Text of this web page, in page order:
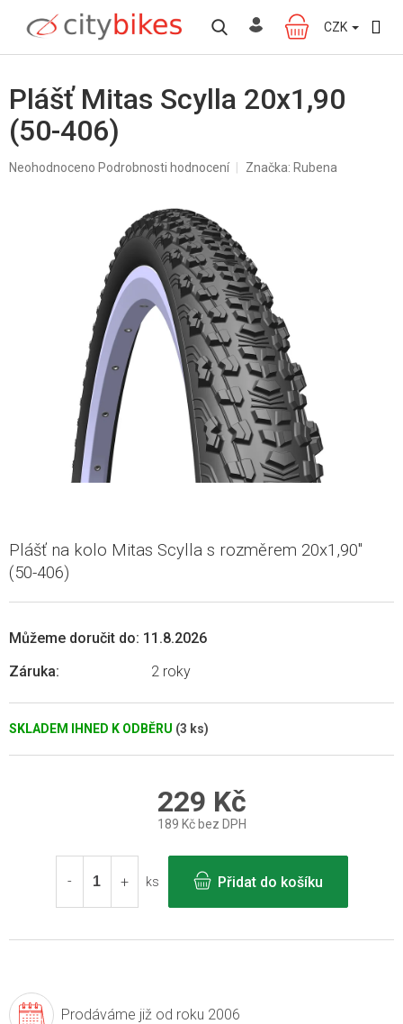
obsah
NÁKUPNÍ
KOŠÍK
CZK
Plášť Mitas Scylla 20x1,90
(50-406)
Průměrné
Neohodnoceno Podrobnosti hodnocení Značka: Rubena
SKLADEM IHNED K ODBĚRU (3 ks)
Můžeme doručit do: 11.8.2026
Záruka: 2 roky
Plášť na kolo Mitas Scylla s rozměrem 20x1,90"
(50-406)
229 Kč
189 Kč bez DPH
cena:
ks
Přidat do košíku
Prodáváme již od roku 2006